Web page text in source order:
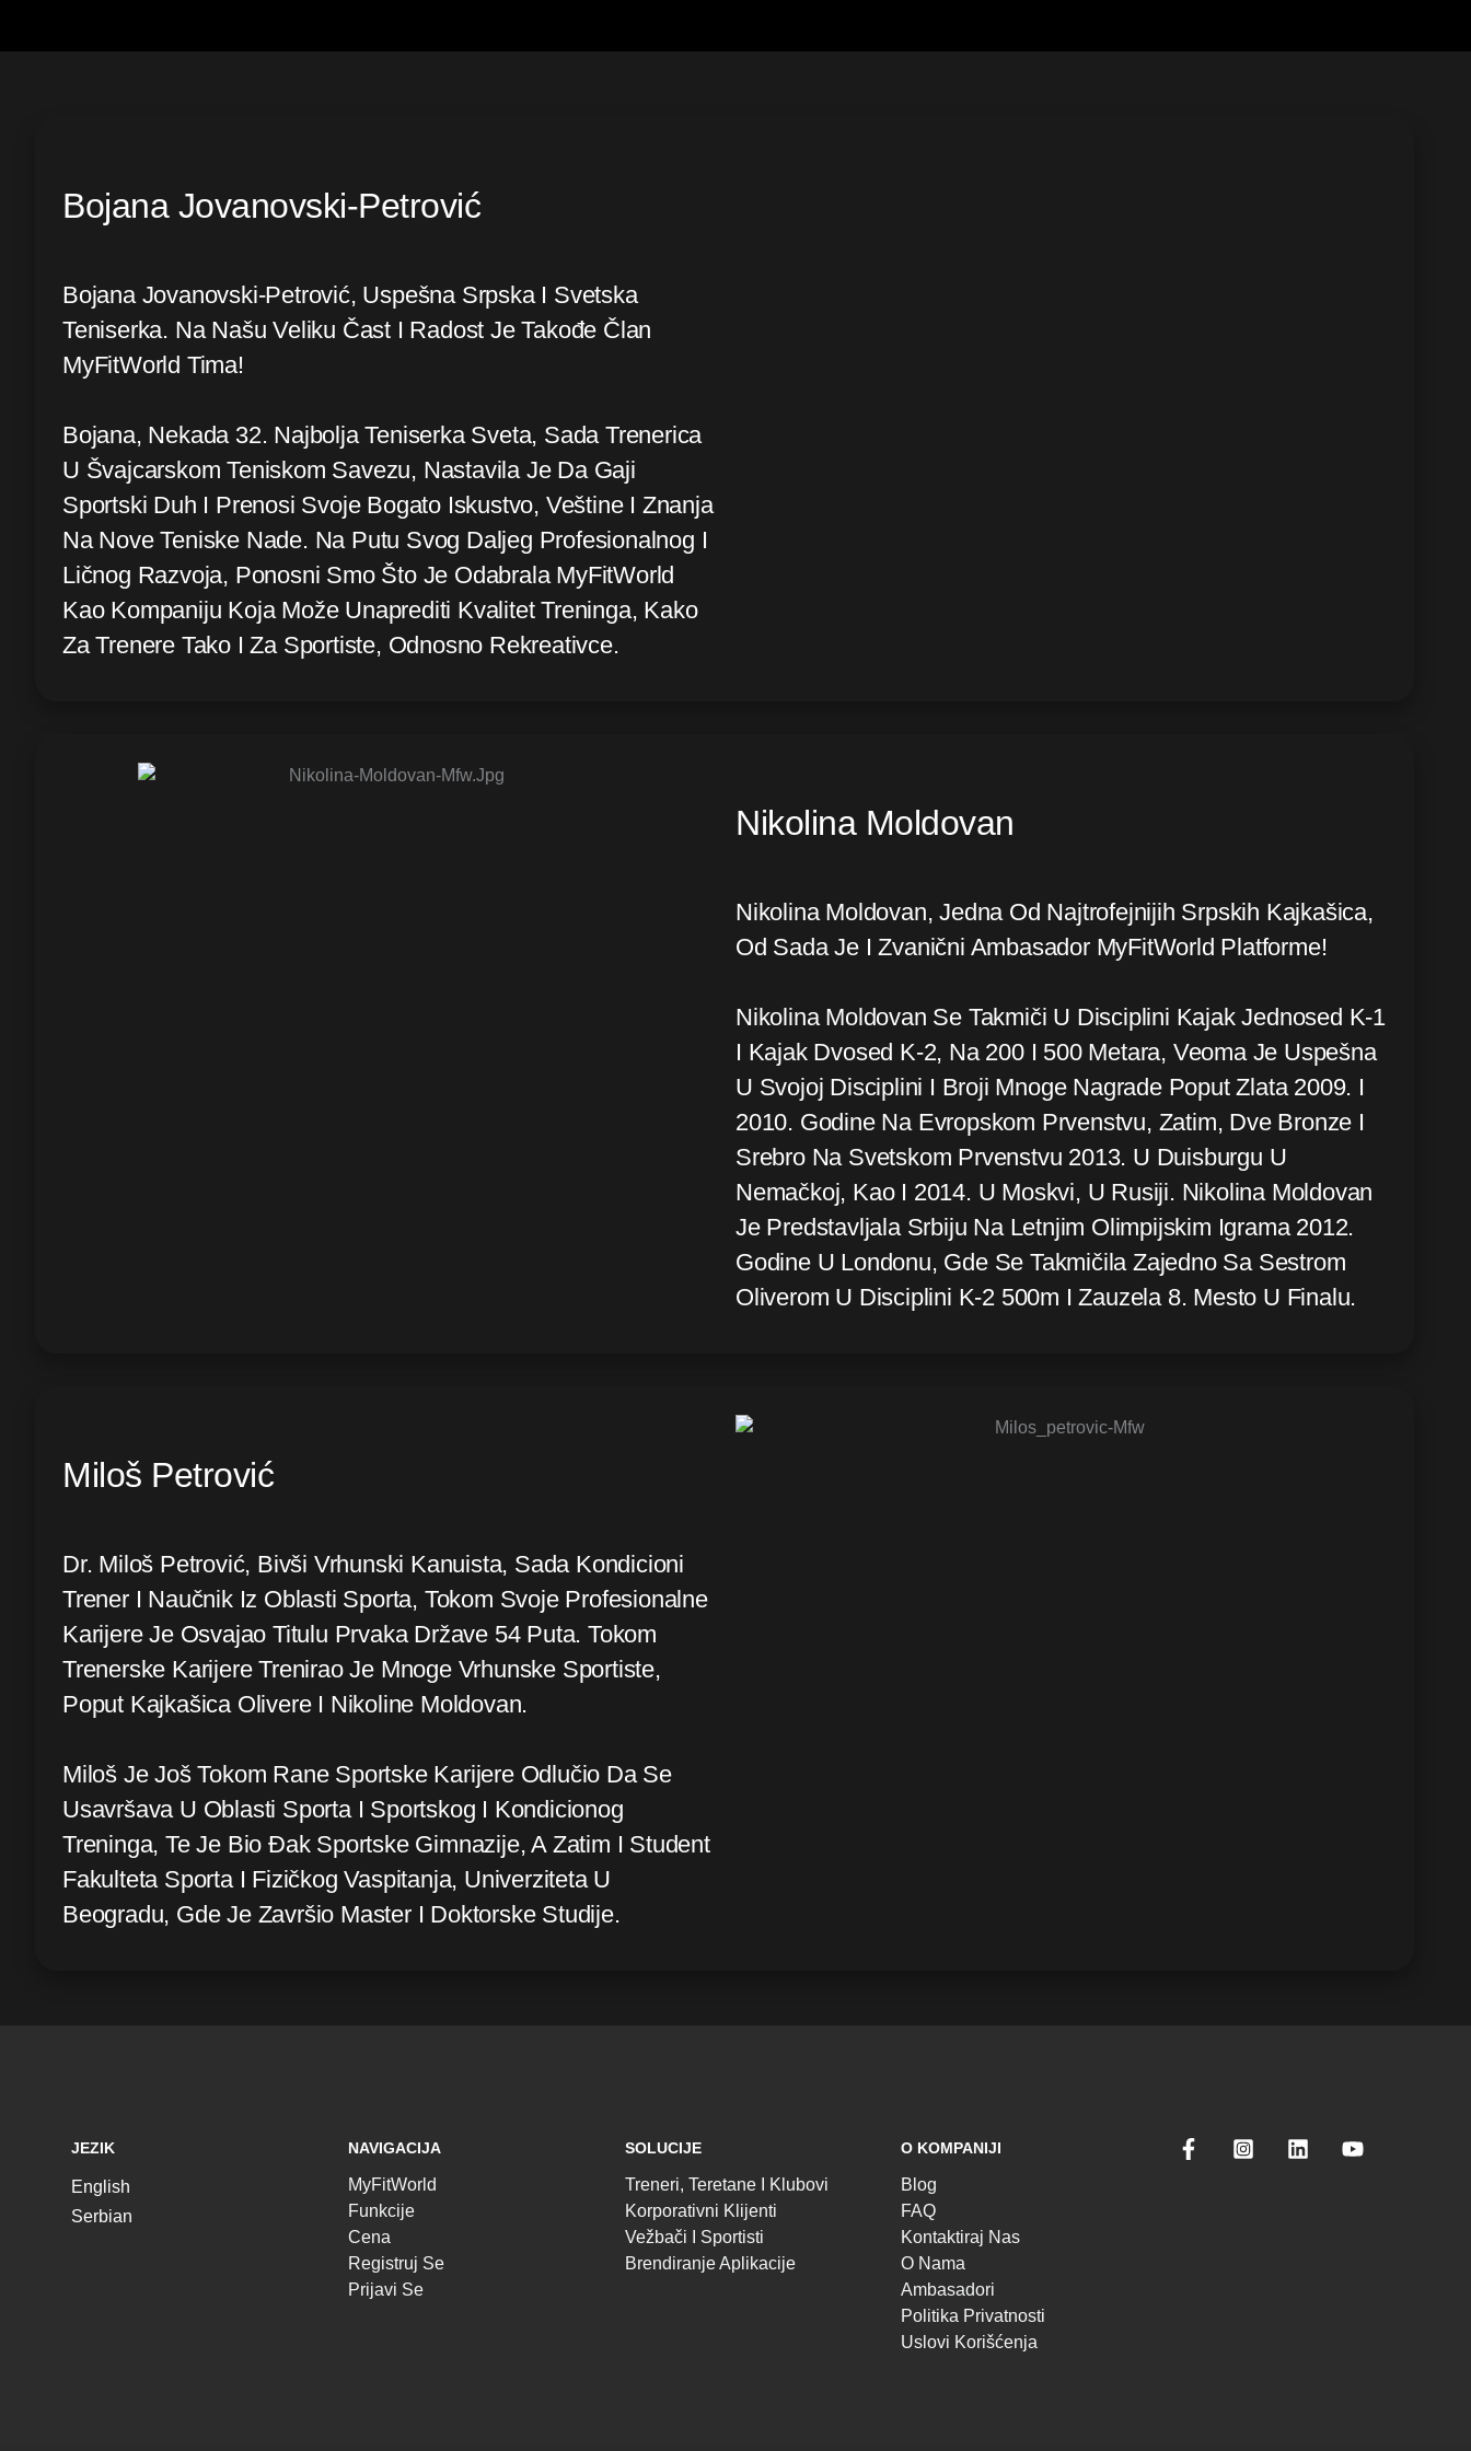
Bojana Jovanovski-Petrović
Bojana Jovanovski-Petrović, Uspešna Srpska I Svetska
Teniserka. Na Našu Veliku Čast I Radost Je Takođe Član
MyFitWorld Tima!
Bojana, Nekada 32. Najbolja Teniserka Sveta, Sada Trenerica
U Švajcarskom Teniskom Savezu, Nastavila Je Da Gaji
Sportski Duh I Prenosi Svoje Bogato Iskustvo, Veštine I Znanja
Na Nove Teniske Nade. Na Putu Svog Daljeg Profesionalnog I
Ličnog Razvoja, Ponosni Smo Što Je Odabrala MyFitWorld
Kao Kompaniju Koja Može Unaprediti Kvalitet Treninga, Kako
Za Trenere Tako I Za Sportiste, Odnosno Rekreativce.
Nikolina Moldovan
Nikolina Moldovan, Jedna Od Najtrofejnijih Srpskih Kajkašica,
Od Sada Je I Zvanični Ambasador MyFitWorld Platforme!
Nikolina Moldovan Se Takmiči U Disciplini Kajak Jednosed K-1
I Kajak Dvosed K-2, Na 200 I 500 Metara, Veoma Je Uspešna
U Svojoj Disciplini I Broji Mnoge Nagrade Poput Zlata 2009. I
2010. Godine Na Evropskom Prvenstvu, Zatim, Dve Bronze I
Srebro Na Svetskom Prvenstvu 2013. U Duisburgu U
Nemačkoj, Kao I 2014. U Moskvi, U Rusiji. Nikolina Moldovan
Je Predstavljala Srbiju Na Letnjim Olimpijskim Igrama 2012.
Godine U Londonu, Gde Se Takmičila Zajedno Sa Sestrom
Oliverom U Disciplini K-2 500m I Zauzela 8. Mesto U Finalu.
Miloš Petrović
Dr. Miloš Petrović, Bivši Vrhunski Kanuista, Sada Kondicioni
Trener I Naučnik Iz Oblasti Sporta, Tokom Svoje Profesionalne
Karijere Je Osvajao Titulu Prvaka Države 54 Puta. Tokom
Trenerske Karijere Trenirao Je Mnoge Vrhunske Sportiste,
Poput Kajkašica Olivere I Nikoline Moldovan.
Miloš Je Još Tokom Rane Sportske Karijere Odlučio Da Se
Usavršava U Oblasti Sporta I Sportskog I Kondicionog
Treninga, Te Je Bio Đak Sportske Gimnazije, A Zatim I Student
Fakulteta Sporta I Fizičkog Vaspitanja, Univerziteta U
Beogradu, Gde Je Završio Master I Doktorske Studije.
JEZIK
English
Serbian
NAVIGACIJA
MyFitWorld
Funkcije
Cena
Registruj Se
Prijavi Se
SOLUCIJE
Treneri, Teretane I Klubovi
Korporativni Klijenti
Vežbači I Sportisti
Brendiranje Aplikacije
O KOMPANIJI
Blog
FAQ
Kontaktiraj Nas
O Nama
Ambasadori
Politika Privatnosti
Uslovi Korišćenja